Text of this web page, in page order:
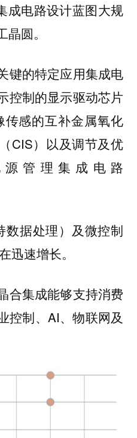
成电路设计蓝图大规
圆。
键的特定应用集成电
控制的显示驱动芯片
传感的互补金属氧化
CIS）以及调节及优
管理集成电路
数据处理）及微控制
迅速增长。
合集成能够支持消费
控制、AI、物联网及